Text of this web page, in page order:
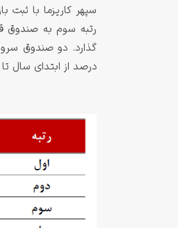
درصد از ابتدای سال تا پایان 15 تیرماه به عنوان برترین